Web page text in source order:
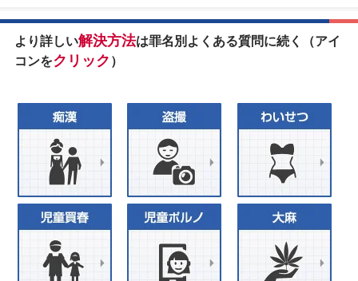
より詳しい解決方法は罪名別よくある質問に続く（アイ
コンをクリック ）